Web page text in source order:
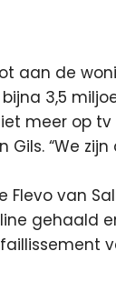
aan de
3,5
meer op
“We
Flevo van
gehaald